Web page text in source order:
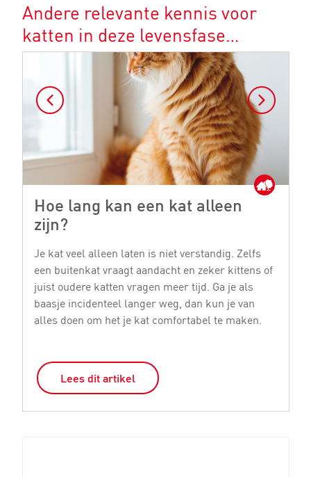
Andere relevante kennis voor
katten in deze levensfase…
Hoe lang kan een kat alleen
zijn?
Je kat veel alleen laten is niet verstandig. Zelfs
een buitenkat vraagt aandacht en zeker kittens of
juist oudere katten vragen meer tijd. Ga je als
baasje incidenteel langer weg, dan kun je van
alles doen om het je kat comfortabel te maken.
Lees dit artikel